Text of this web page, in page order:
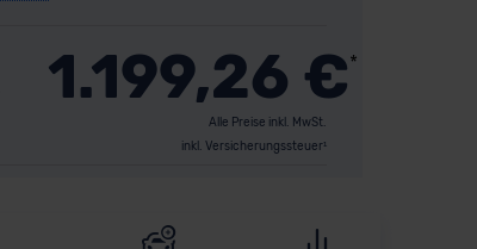
1.199,26 €*
Alle Preise inkl. MwSt.
inkl. Versicherungssteuer¹